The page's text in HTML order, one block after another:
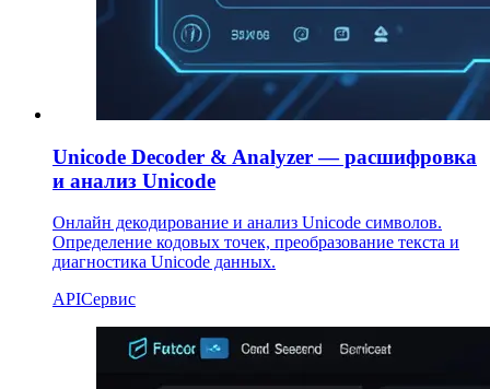
Unicode Decoder & Analyzer — расшифровка
и анализ Unicode
Онлайн декодирование и анализ Unicode символов.
Определение кодовых точек, преобразование текста и
диагностика Unicode данных.
APIСервис